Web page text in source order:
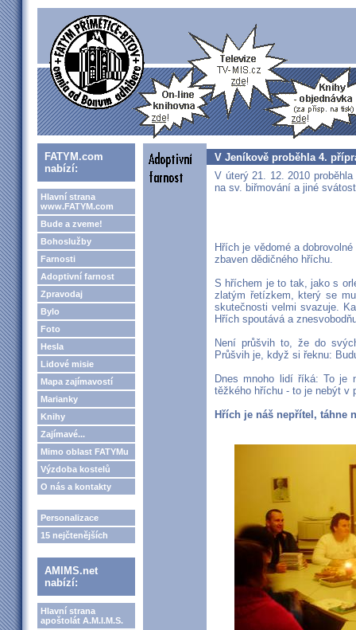
FATYM.com
nabízí:
Hlavní strana
www.FATYM.com
Bude a zveme!
Bohoslužby
Farnosti
Adoptivní farnost
Zpravodaj
Bylo
Foto
Hesla
Lidové misie
Mapa zajímavostí
Marianky
Knihy
Zajímavé...
Mimo oblast FATYMu
Výzdoba kostelů
O nás a kontakty
Personalizace
15 nejčtenějších
AMIMS.net
nabízí:
Hlavní strana
apoštolát A.M.I.M.S.
V Jeníkově proběhla 4.
V úterý 21. 12. 2010
na sv. biřmování a jiné
Hřích je vědomé a
zbaven dědičného hříchu.
S hříchem je to tak, jako s
zlatým řetízkem, který se
skutečnosti velmi svazuje.
Hřích spoutává a
Není průšvih to, že do
Průšvih je, když si řeknu:
Dnes mnoho lidí říká: To
těžkého hříchu - to je nebýt v
Hřích je náš nepřítel, táhne